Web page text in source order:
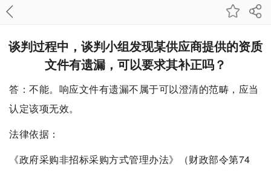
谈判过程中，谈判小组发现某供应商提供的资质
文件有遗漏，可以要求其补正吗？
答：不能。响应文件有遗漏不属于可以澄清的范畴，应当
认定该项无效。
法律依据：
《政府采购非招标采购方式管理办法》（财政部令第74